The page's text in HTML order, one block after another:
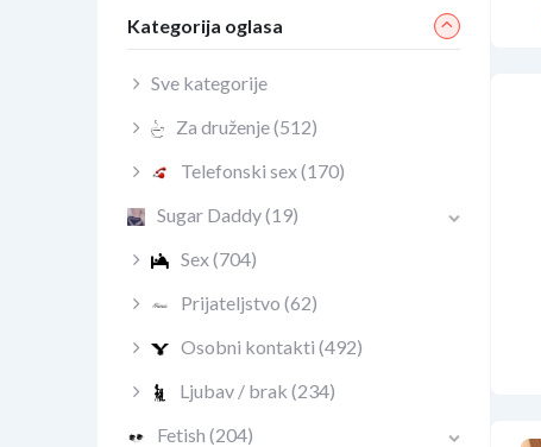
Kategorija oglasa
Sve kategorije
Za druženje(512)
Telefonski sex(170)
Sugar Daddy(19)
Sex(704)
Prijateljstvo (62)
Osobni kontakti (492)
Ljubav / brak(234)
Fetish (204)